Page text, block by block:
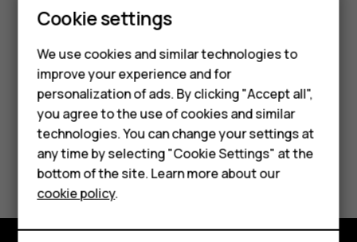
Smartphones
Feature phones
Phones for kids
Accessories
HMD Terra M
For business
Tablets
जाएं औरले जाएंऔर स्थानांतरित करने का स्थान चुनें.
बदलाव सहेजने के लिएkeyboard_backspace>हाँचुनें.
Did you find this helpful?
Yes No
Cookie settings
We use cookies and similar technologies to
improve your experience and for
personalization of ads. By clicking "Accept all",
you agree to the use of cookies and similar
technologies. You can change your settings at
any time by selecting "Cookie Settings" at the
bottom of the site. Learn more about our
cookie policy.